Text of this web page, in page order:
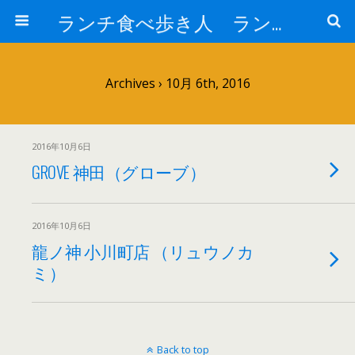
ランチ食べ歩き人 ランチパスポートで美味しいランチ 安い 贅沢 おいしい
Archives › 10月 6th, 2016
2016年10月6日
GROVE 神田（グローブ）
2016年10月6日
龍ノ神 小川町店 （リュウノカ
ミ）
Back to top